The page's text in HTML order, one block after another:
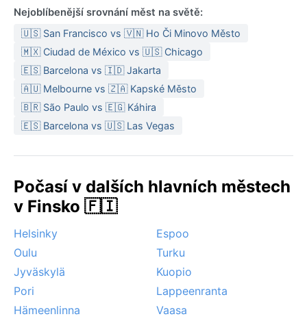
Nejoblíbenější srovnání měst na světě:
🇺🇸 San Francisco vs 🇻🇳 Ho Či Minovo Město
🇲🇽 Ciudad de México vs 🇺🇸 Chicago
🇪🇸 Barcelona vs 🇮🇩 Jakarta
🇦🇺 Melbourne vs 🇿🇦 Kapské Město
🇧🇷 São Paulo vs 🇪🇬 Káhira
🇪🇸 Barcelona vs 🇺🇸 Las Vegas
Počasí v dalších hlavních městech
v Finsko 🇫🇮
Helsinky
Espoo
Oulu
Turku
Jyväskylä
Kuopio
Pori
Lappeenranta
Hämeenlinna
Vaasa